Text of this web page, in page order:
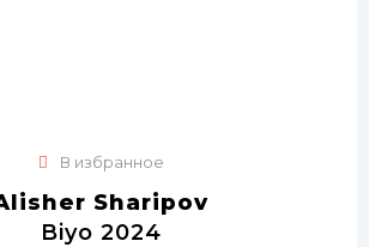
В избранное
Sharipov
Biyo 2024